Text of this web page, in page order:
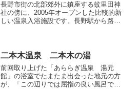
長野市街の北部郊外に鎮座する蚊里田神
社の傍に、2005年オープンした比較的新
しい温泉入浴施設です。長野駅から路線
ス停で下車。辺りを見...
二本木温泉 二本木の湯
前回取り上げた「あららぎ温泉 湯元
館」の浴室でたまたま出会った地元の方
が、「この辺りでは屈指の良い風呂です